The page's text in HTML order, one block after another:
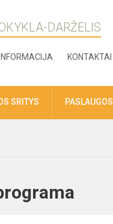
DARŽELIS
KONTAKTAI
SRITYS PASLAUGOS